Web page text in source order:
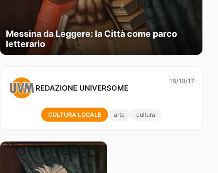
Messina da Leggere: la Città come parco
letterario
REDAZIONE UNIVERSOME
18/10/17
CULTURA LOCALE arte cultura